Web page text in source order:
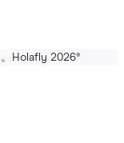
Holafly 2026®